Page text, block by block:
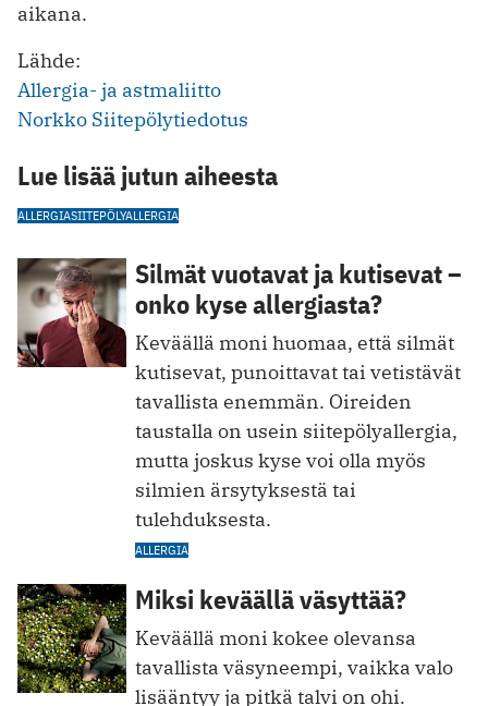
aikana.
Lähde:
Allergia- ja astmaliitto
Norkko Siitepölytiedotus
Lue lisää jutun aiheesta
ALLERGIASIITEPÖLYALLERGIA
Silmät vuotavat ja kutisevat –
onko kyse allergiasta?
Keväällä moni huomaa, että silmät
kutisevat, punoittavat tai vetistävät
tavallista enemmän. Oireiden
taustalla on usein siitepölyallergia,
mutta joskus kyse voi olla myös
silmien ärsytyksestä tai
tulehduksesta.
ALLERGIA
Miksi keväällä väsyttää?
Keväällä moni kokee olevansa
tavallista väsyneempi, vaikka valo
lisääntyy ja pitkä talvi on ohi.